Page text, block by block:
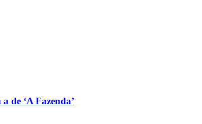
de ‘A Fazenda’